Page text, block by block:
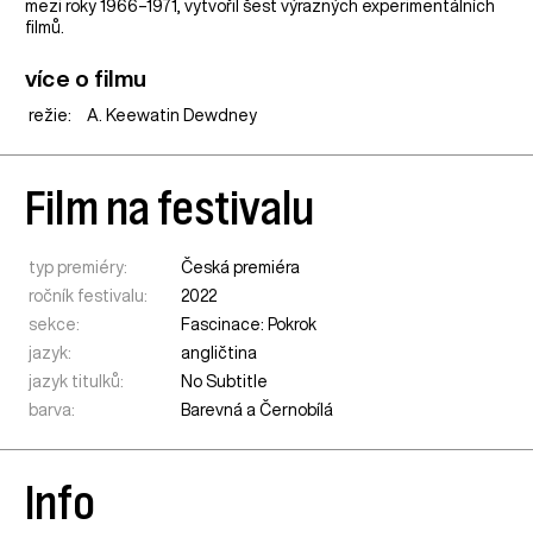
mezi roky 1966–1971, vytvořil šest výrazných experimentálních
filmů.
více o filmu
režie: A. Keewatin Dewdney
Film na festivalu
typ premiéry:
Česká premiéra
ročník festivalu:
2022
sekce:
Fascinace: Pokrok
jazyk:
angličtina
jazyk titulků:
No Subtitle
barva:
Barevná a Černobílá
Info